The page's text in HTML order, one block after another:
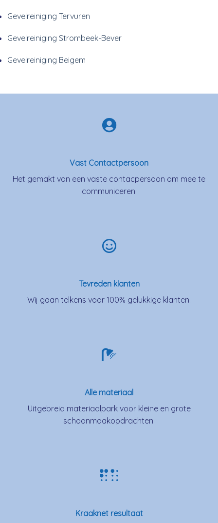
Gevelreiniging Tervuren
Gevelreiniging Strombeek-Bever
Gevelreiniging Beigem
Vast Contactpersoon
Het gemakt van een vaste contacpersoon om mee te
communiceren.
Tevreden klanten
Wij gaan telkens voor 100% gelukkige klanten.
Alle materiaal
Uitgebreid materiaalpark voor kleine en grote
schoonmaakopdrachten.
Kraaknet resultaat